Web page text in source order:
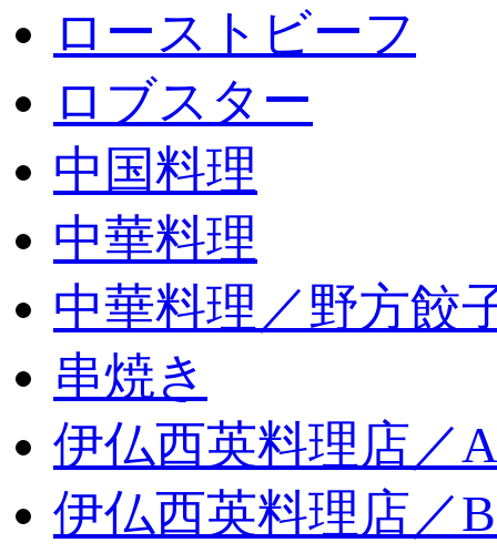
ローストビーフ
ロブスター
中国料理
中華料理
中華料理／野方餃
串焼き
伊仏西英料理店／
伊仏西英料理店／